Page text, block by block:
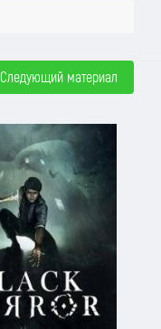
Следующий материал